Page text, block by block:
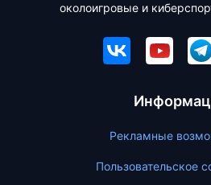
околоигровые и
Рекламные
Пользовательское